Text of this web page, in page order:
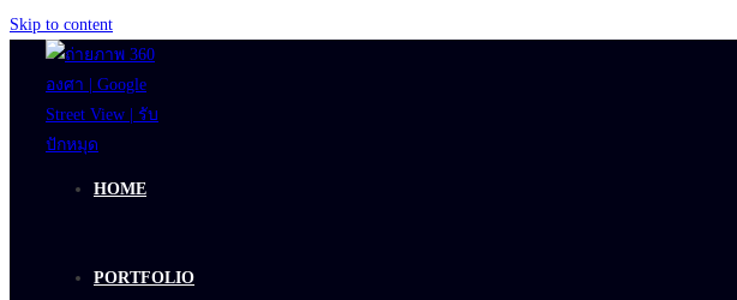
Skip to content
HOME
PORTFOLIO